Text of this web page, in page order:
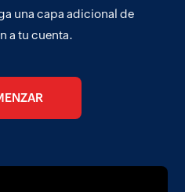
una capa adicional de
a tu cuenta.